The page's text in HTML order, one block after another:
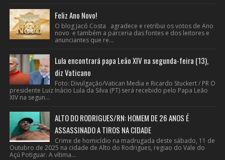
Feliz Ano Novo!
O blog Jacó Costa agradece e retribui os votos de Ano
novo e também a parceria das fontes e dos leitores e
anunciantes que re...
Lula encontrará papa Leão XIV na segunda-feira (13),
diz Vaticano
Foto: Divulgação/Vatican Media e Ricardo Stuckert / PR O
presidente Luiz Inácio Lula da Silva (PT) será recebido pelo Papa Leão
XIV na segun...
ALTO DO RODRIGUES/RN: HOMEM DE 26 ANOS É
ASSASSINADO A TIROS NA CIDADE
Crime de homicídio na madrugada deste sábado, 11 de
Outubro de 2025 na cidade de Alto do Rodrigues, regiao do Vale do
Açú Potiguar. A vítima...